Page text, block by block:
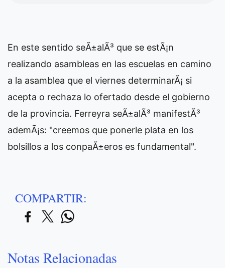
En este sentido seÃ±alÃ³ que se estÃ¡n
realizando asambleas en las escuelas en camino
a la asamblea que el viernes determinarÃ¡ si
acepta o rechaza lo ofertado desde el gobierno
de la provincia. Ferreyra seÃ±alÃ³ manifestÃ³
ademÃ¡s: "creemos que ponerle plata en los
bolsillos a los conpaÃ±eros es fundamental".
COMPARTIR:
Notas Relacionadas